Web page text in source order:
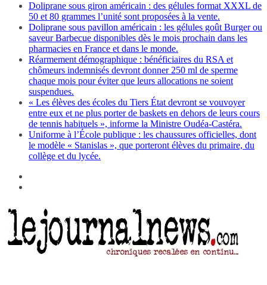
Doliprane sous giron américain : des gélules format XXXL de
50 et 80 grammes l’unité sont proposées à la vente.
Doliprane sous pavillon américain : les gélules goût Burger ou
saveur Barbecue disponibles dès le mois prochain dans les
pharmacies en France et dans le monde.
Réarmement démographique : bénéficiaires du RSA et
chômeurs indemnisés devront donner 250 ml de sperme
chaque mois pour éviter que leurs allocations ne soient
suspendues.
« Les élèves des écoles du Tiers État devront se vouvoyer
entre eux et ne plus porter de baskets en dehors de leurs cours
de tennis habituels », informe la Ministre Oudéa-Castéra.
Uniforme à l’École publique : les chaussures officielles, dont
le modèle « Stanislas », que porteront élèves du primaire, du
collège et du lycée.